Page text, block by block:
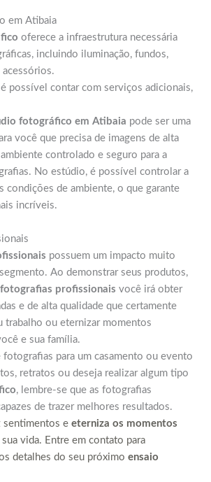
em Atibaia
oferece a infraestrutura necessária
incluindo iluminação, fundos,
acessórios.
possível contar com serviços adicionais,
fotográfico em Atibaia pode ser uma
você que precisa de imagens de alta
controlado e seguro para a
No estúdio, é possível controlar a
condições de ambiente, o que garante
incríveis.
possuem um impacto muito
Ao demonstrar seus produtos,
fotografias profissionais você irá obter
e de alta qualidade que certamente
trabalho ou eternizar momentos
e sua família.
fotografias para um casamento ou evento
retratos ou deseja realizar algum tipo
, lembre-se que as fotografias
de trazer melhores resultados.
e eterniza os momentos
vida. Entre em contato para
detalhes do seu próximo ensaio